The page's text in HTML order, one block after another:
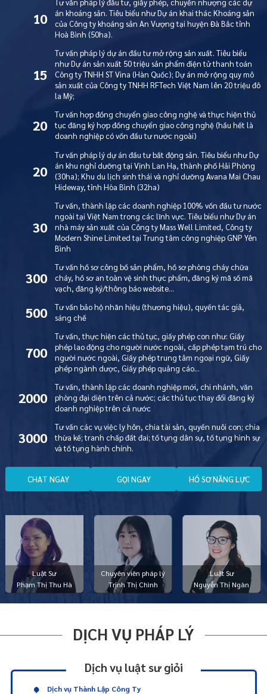
Luật Sư
Phạm Thị Thu Hà
Chuyên viên pháp lý
Trịnh Thị Chình
Luật Sư
Nguyễn Thị Ngàn
10
Tư vấn pháp lý đầu tư, giấy phép, chuyển nhượng các dự
án khoáng sản. Tiêu biểu như Dự án khai thác Khoáng sản
của Công ty khoáng sản An Vượng tại huyện Đà Bắc tỉnh
Hoà Bình (50ha).
15
Tư vấn pháp lý dự án đầu tư mở rộng sản xuất. Tiêu biểu
như Dự án sản xuất 50 triệu sản phẩm điện tử thanh toán
Công ty TNHH ST Vina (Hàn Quốc); Dự án mở rộng quy mô
sản xuất của Công ty TNHH RFTech Việt Nam lên 20 triệu đô
la Mỹ;
20
Tư vấn hợp đồng chuyển giao công nghệ và thực hiện thủ
tục đăng ký hợp đồng chuyển giao công nghệ (hầu hết là
doanh nghiệp có vốn đầu tư nước ngoài)
20
Tư vấn pháp lý dự án đầu tư bất động sản. Tiêu biểu như Dự
án khu nghỉ dưỡng tại Vịnh Lan Hạ, thành phố Hải Phòng
(30ha); Khu du lịch sinh thái và nghỉ dưỡng Avana Mai Chau
Hideway, tỉnh Hòa Bình (32ha)
30
Tư vấn, thành lập các doanh nghiệp 100% vốn đầu tư nước
ngoài tại Việt Nam trong các lĩnh vực. Tiêu biểu như Dự án
nhà máy sản xuất của Công ty Mass Well Limited, Công ty
Modern Shine Limited tại Trung tâm công nghiệp GNP Yên
Bình
300
Tư vấn hồ sơ công bố sản phẩm, hồ sơ phòng cháy chữa
cháy, hồ sơ an toàn vệ sinh thực phẩm, đăng ký mã số mã
vạch, đăng ký/thông báo website…
500
Tư vấn bảo hộ nhãn hiệu (thương hiệu), quyền tác giả,
sáng chế
700
Tư vấn, thực hiện các thủ tục, giấy phép con như: Giấy
phép lao động cho người nước ngoài, cấp phép tạm trú cho
người nước ngoài, Giấy phép trung tâm ngoại ngữ, Giấy
phép ngành dược, Giấy phép quảng cáo…
2000
Tư vấn, thành lập các doanh nghiệp mới, chi nhánh, văn
phòng đại diện trên cả nước; các thủ tục thay đổi đăng ký
doanh nghiệp trên cả nước
3000
Tư vấn các vụ việc ly hôn, chia tài sản, quyền nuôi con; chia
thừa kế; tranh chấp đất đai; tố tụng dân sự, tố tụng hình sự
và tố tụng hành chính.
CHAT NGAY GỌI NGAY HỒ SƠ NĂNG LỰC
DỊCH VỤ PHÁP LÝ
Dịch vụ luật sư giỏi
Dịch vụ Thành Lập Công Ty